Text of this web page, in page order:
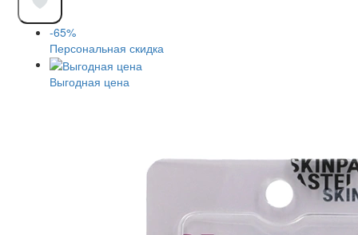
-65%
Персональная скидка
Выгодная цена